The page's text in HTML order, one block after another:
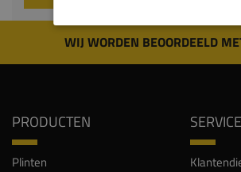
WIJ WORDEN BEOORDEELD
PRODUCTEN
Plinten
SERVICE